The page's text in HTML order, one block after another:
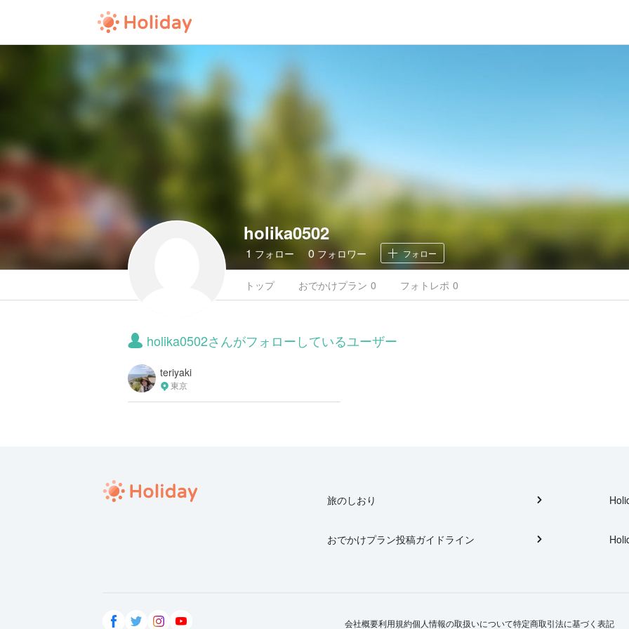
holika0502
1 フォロー 0 フォロワー フォロー
トップ おでかけプラン 0 フォトレポ 0
holika0502さんがフォローしているユーザー
teriyaki
東京
旅のしおり
おでかけプラン投稿ガイドライン
会社概要利用規約個人情報の取扱いについて特定商取引法に基づく表記